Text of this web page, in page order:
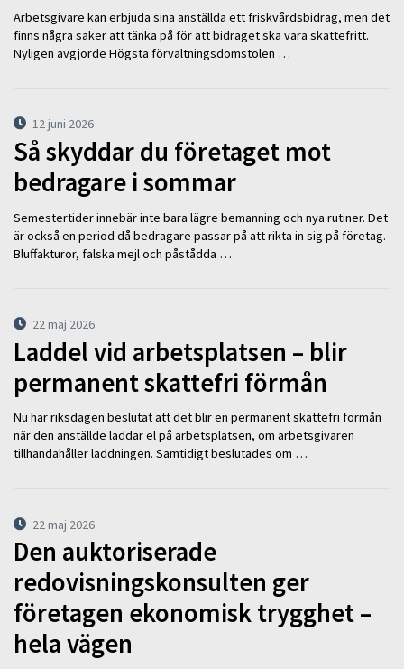
Arbetsgivare kan erbjuda sina anställda ett friskvårdsbidrag, men det
finns några saker att tänka på för att bidraget ska vara skattefritt.
Nyligen avgjorde Högsta förvaltningsdomstolen …
12 juni 2026
Så skyddar du företaget mot
bedragare i sommar
Semestertider innebär inte bara lägre bemanning och nya rutiner. Det
är också en period då bedragare passar på att rikta in sig på företag.
Bluffakturor, falska mejl och påstådda …
22 maj 2026
Laddel vid arbetsplatsen – blir
permanent skattefri förmån
Nu har riksdagen beslutat att det blir en permanent skattefri förmån
när den anställde laddar el på arbetsplatsen, om arbetsgivaren
tillhandahåller laddningen. Samtidigt beslutades om …
22 maj 2026
Den auktoriserade
redovisningskonsulten ger
företagen ekonomisk trygghet –
hela vägen